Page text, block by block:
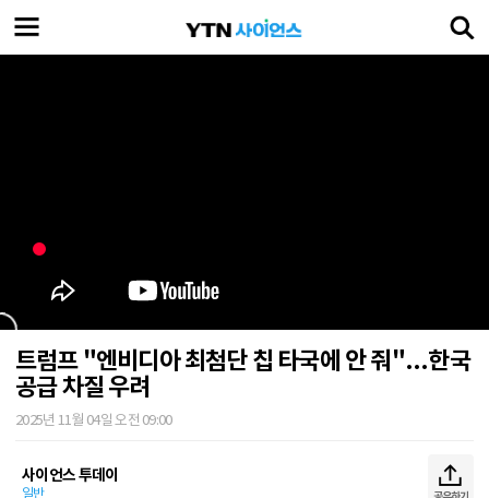
트럼프 "엔비디아 최첨단 칩 타국에 안 줘"...한국
공급 차질 우려
2025년 11월 04일 오전 09:00
사이언스 투데이
일반